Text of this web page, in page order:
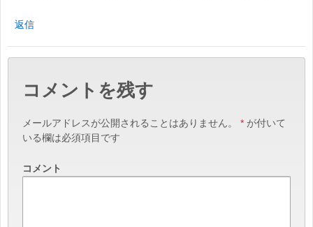
返信
コメントを残す
メールアドレスが公開されることはありません。 * が付いて
いる欄は必須項目です
コメント